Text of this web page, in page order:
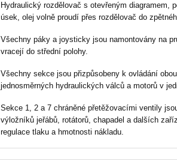
Hydraulický rozdělovač s otevřeným diagramem,
úsek, olej volně proudí přes rozdělovač do
Všechny páky a joysticky jsou namontovány na
vracejí do střední polohy.
Všechny sekce jsou přizpůsobeny k ovládání
jednosměrných hydraulických válců a motorů v
Sekce 1, 2 a 7 chráněné přetěžovacími ventily
výložníků jeřábů, rotátorů, chapadel a dalších
regulace tlaku a hmotnosti nákladu.